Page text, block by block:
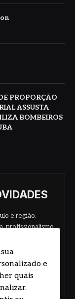
PROPORÇÃO
ASSUSTA
BOMBEIROS
e região.
profissionalismo
e
quais